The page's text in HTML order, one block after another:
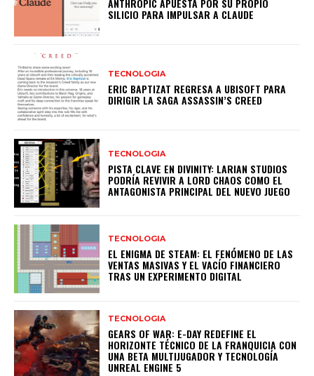
ANTHROPIC APUESTA POR SU PROPIO
SILICIO PARA IMPULSAR A CLAUDE
TECNOLOGIA
ERIC BAPTIZAT REGRESA A UBISOFT PARA
DIRIGIR LA SAGA ASSASSIN’S CREED
TECNOLOGIA
PISTA CLAVE EN DIVINITY: LARIAN STUDIOS
PODRÍA REVIVIR A LORD CHAOS COMO EL
ANTAGONISTA PRINCIPAL DEL NUEVO JUEGO
TECNOLOGIA
EL ENIGMA DE STEAM: EL FENÓMENO DE LAS
VENTAS MASIVAS Y EL VACÍO FINANCIERO
TRAS UN EXPERIMENTO DIGITAL
TECNOLOGIA
GEARS OF WAR: E-DAY REDEFINE EL
HORIZONTE TÉCNICO DE LA FRANQUICIA CON
UNA BETA MULTIJUGADOR Y TECNOLOGÍA
UNREAL ENGINE 5